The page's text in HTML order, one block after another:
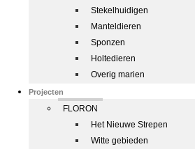
Stekelhuidigen
Manteldieren
Sponzen
Holtedieren
Overig marien
Projecten
FLORON
Het Nieuwe Strepen
Witte gebieden